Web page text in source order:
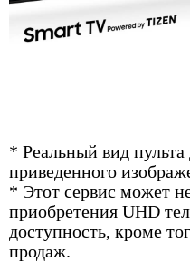
* Реальный вид
приведенного
* Этот сервис может
приобретения UHD
доступность, кроме
продаж.